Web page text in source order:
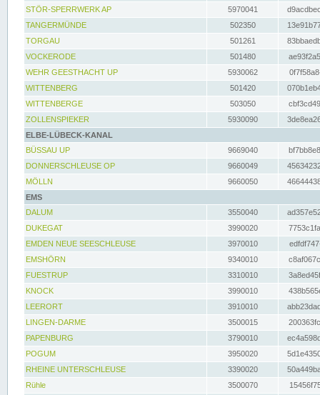
STÖR-SPERRWERK AP 5970041
TANGERMÜNDE
502350
TORGAU
501261
VOCKERODE
501480
WEHR GEESTHACHT UP
5930062
WITTENBERG
501420
WITTENBERGE
503050
ZOLLENSPIEKER
5930090
ELBE-LÜBECK-KANAL
BÜSSAU UP
9669040
DONNERSCHLEUSE OP
9660049
MÖLLN
9660050
EMS
DALUM
3550040
DUKEGAT
3990020
EMDEN NEUE SEESCHLEUSE
3970010
EMSHÖRN
9340010
FUESTRUP
3310010
KNOCK
3990010
LEERORT
3910010
LINGEN-DARME
3500015
PAPENBURG
3790010
POGUM
3950020
RHEINE UNTERSCHLEUSE
3390020
Rühle
3500070